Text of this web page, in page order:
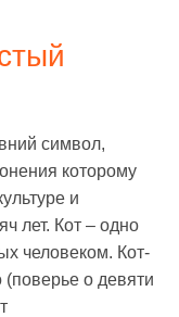
символ,
которому
и
лет. Кот – одно
человеком. Кот-
(поверье о девяти